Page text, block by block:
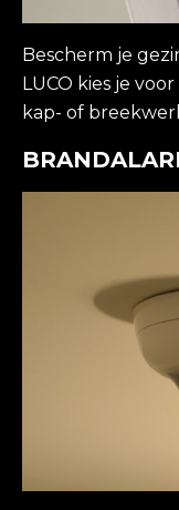
Bescherm je
LUCO kies je
kap- of